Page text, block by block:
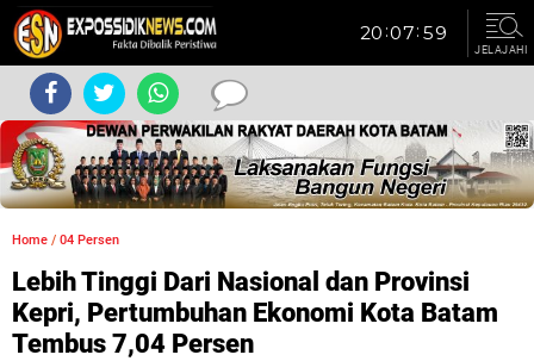
JELAJAHI
Home / 04 Persen
Lebih Tinggi Dari Nasional dan Provinsi
Kepri, Pertumbuhan Ekonomi Kota Batam
Tembus 7,04 Persen